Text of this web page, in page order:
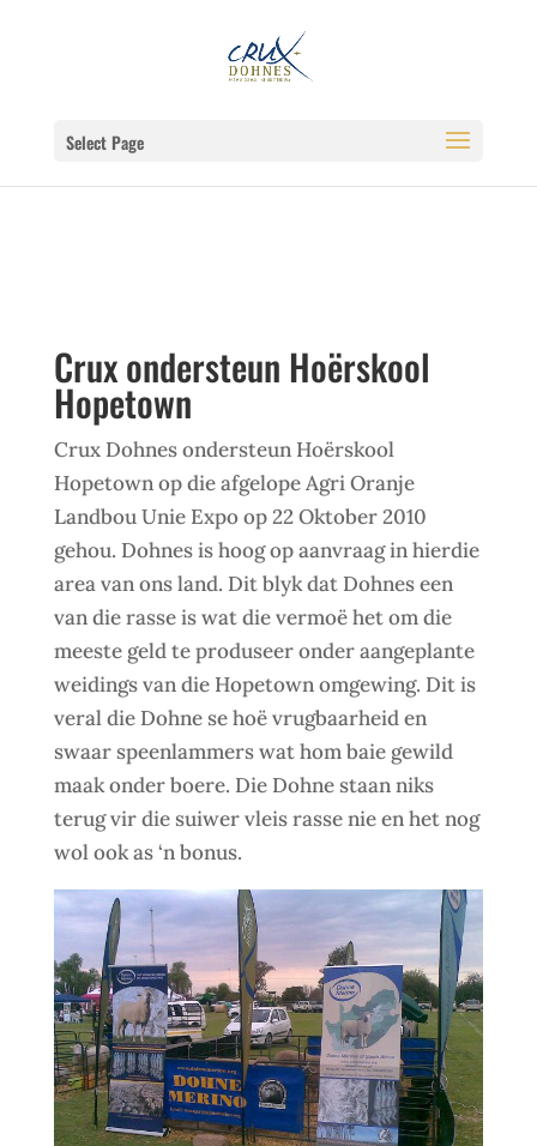
Select Page
Crux ondersteun Hoërskool
Hopetown
Crux Dohnes ondersteun Hoërskool
Hopetown op die afgelope Agri Oranje
Landbou Unie Expo op 22 Oktober 2010
gehou. Dohnes is hoog op aanvraag in hierdie
area van ons land. Dit blyk dat Dohnes een
van die rasse is wat die vermoë het om die
meeste geld te produseer onder aangeplante
weidings van die Hopetown omgewing. Dit is
veral die Dohne se hoë vrugbaarheid en
swaar speenlammers wat hom baie gewild
maak onder boere. Die Dohne staan niks
terug vir die suiwer vleis rasse nie en het nog
wol ook as ‘n bonus.